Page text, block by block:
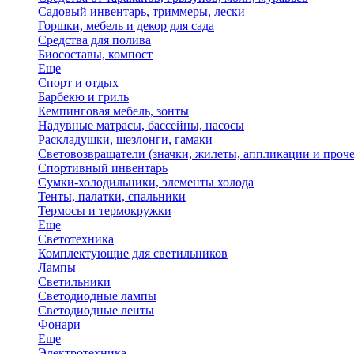
Садовый инвентарь, триммеры, лески
Горшки, мебель и декор для сада
Средства для полива
Биосоставы, компост
Еще
Спорт и отдых
Барбекю и гриль
Кемпинговая мебель, зонты
Надувные матрасы, бассейны, насосы
Раскладушки, шезлонги, гамаки
Световозвращатели (значки, жилеты, аппликации и
Спортивный инвентарь
Сумки-холодильники, элементы холода
Тенты, палатки, спальники
Термосы и термокружки
Еще
Светотехника
Комплектующие для светильников
Лампы
Светильники
Светодиодные лампы
Светодиодные ленты
Фонари
Еще